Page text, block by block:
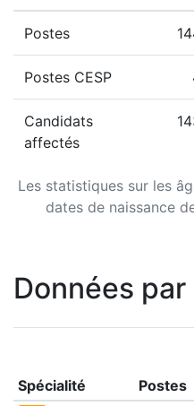
Les statistiques sur les
dates de naissance
Postes
Postes CESP
Candidats
affectés
Données
Spécialité Postes